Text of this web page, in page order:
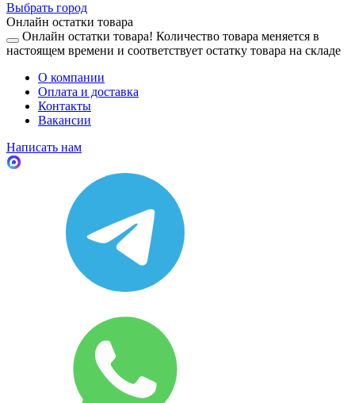
Выбрать город
Онлайн остатки товара
Онлайн остатки товара! Количество товара меняется в
настоящем времени и соответствует остатку товара на складе
О компании
Оплата и доставка
Контакты
Вакансии
Написать нам